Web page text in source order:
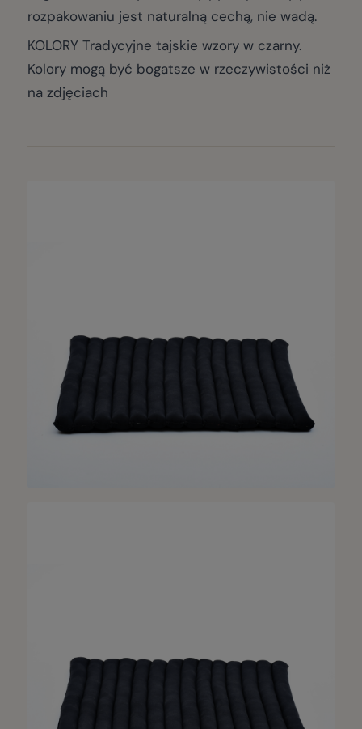
rozpakowaniu jest naturalną cechą, nie wadą.
KOLORY Tradycyjne tajskie wzory w czarny.
Kolory mogą być bogatsze w rzeczywistości niż
na zdjęciach